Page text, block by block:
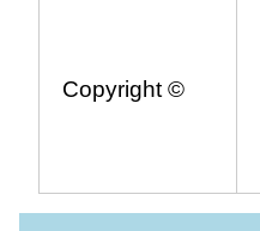
Copyright ©